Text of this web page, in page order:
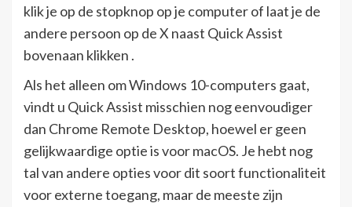
klik je op de stopknop op je computer of laat je de
andere persoon op de X naast Quick Assist
bovenaan klikken .
Als het alleen om Windows 10-computers gaat,
vindt u Quick Assist misschien nog eenvoudiger
dan Chrome Remote Desktop, hoewel er geen
gelijkwaardige optie is voor macOS. Je hebt nog
tal van andere opties voor dit soort functionaliteit
voor externe toegang, maar de meeste zijn